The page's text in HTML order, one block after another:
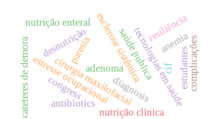
adenoma tecnologias em saúde
esclerose sistêmica resiliência
cirurgia maxilofacial
estresse ocupacional
nutrição clínica
saúde publica
paresia
antibiotics
cif
desnutrição anemia
cateteres de demora
nutrição enteral
complicações
estudantes
diagnosis
congress